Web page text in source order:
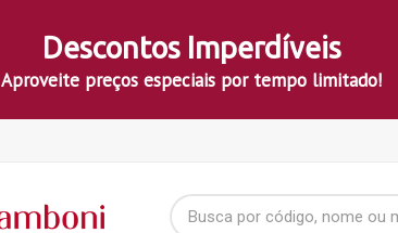
Descontos Imperdíveis
Aproveite preços especiais por tempo limitado!